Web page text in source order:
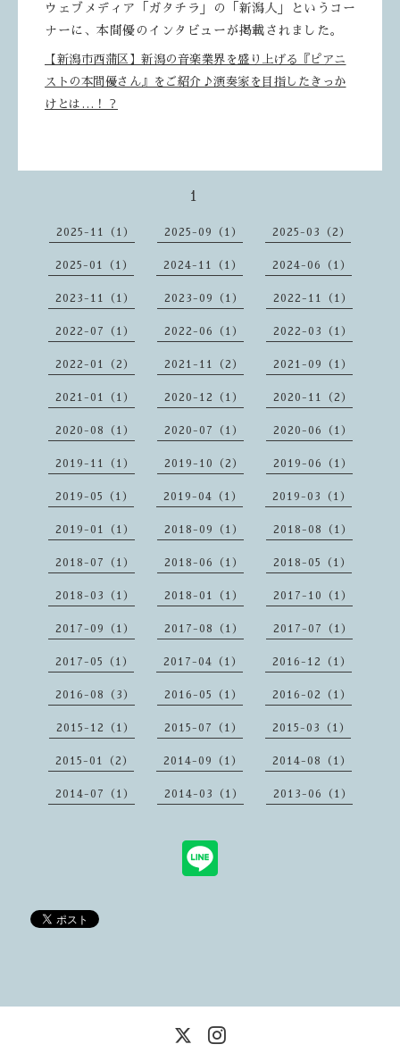
ウェブメディア「ガタチラ」の「新潟人」というコー
ナーに、本間優のインタビューが掲載されました。
【新潟市西蒲区】新潟の音楽業界を盛り上げる『ピアニ
ストの本間優さん』をご紹介♪演奏家を目指したきっか
けとは…！？
1
2025-11（1） 2025-09（1） 2025-03（2）
2025-01（1） 2024-11（1） 2024-06（1）
2023-11（1） 2023-09（1） 2022-11（1）
2022-07（1） 2022-06（1） 2022-03（1）
2022-01（2） 2021-11（2） 2021-09（1）
2021-01（1） 2020-12（1） 2020-11（2）
2020-08（1） 2020-07（1） 2020-06（1）
2019-11（1） 2019-10（2） 2019-06（1）
2019-05（1） 2019-04（1） 2019-03（1）
2019-01（1） 2018-09（1） 2018-08（1）
2018-07（1） 2018-06（1） 2018-05（1）
2018-03（1） 2018-01（1） 2017-10（1）
2017-09（1） 2017-08（1） 2017-07（1）
2017-05（1） 2017-04（1） 2016-12（1）
2016-08（3） 2016-05（1） 2016-02（1）
2015-12（1） 2015-07（1） 2015-03（1）
2015-01（2） 2014-09（1） 2014-08（1）
2014-07（1） 2014-03（1） 2013-06（1）